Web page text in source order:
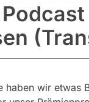
haben wir etwas